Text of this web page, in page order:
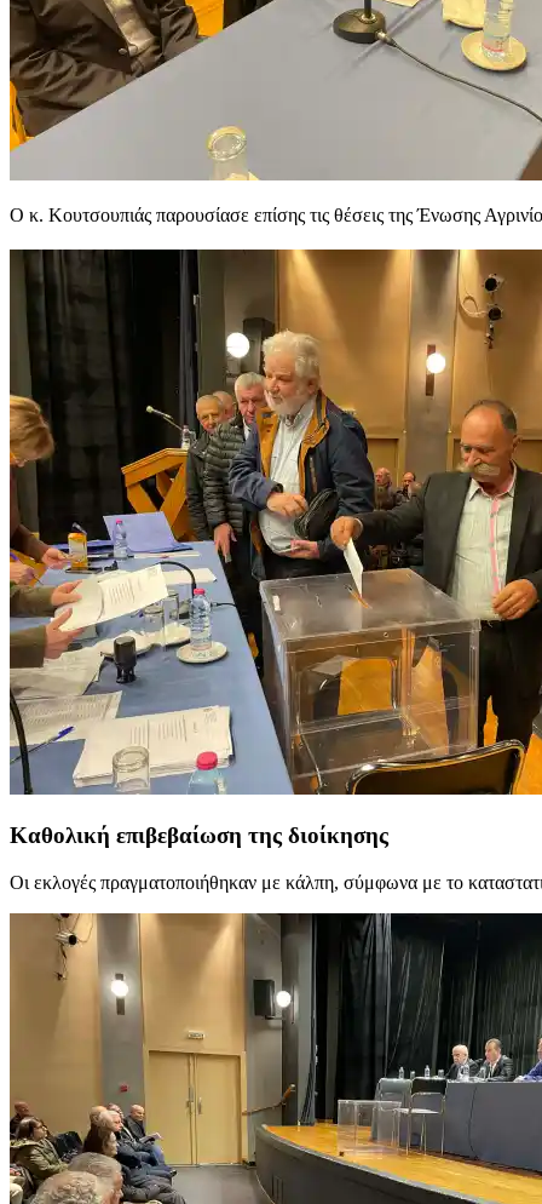
Ο κ. Κουτσουπιάς παρουσίασε επίσης τις θέσεις της Ένωσης
Καθολική επιβεβαίωση της διοίκησης
Οι εκλογές πραγματοποιήθηκαν με κάλπη, σύμφωνα με το